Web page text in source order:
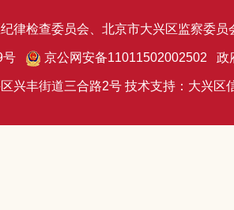
律检查委员会、北京市大兴区监察委员
号 京公网安备11011502002502 政
兴丰街道三合路2号 技术支持：大兴区